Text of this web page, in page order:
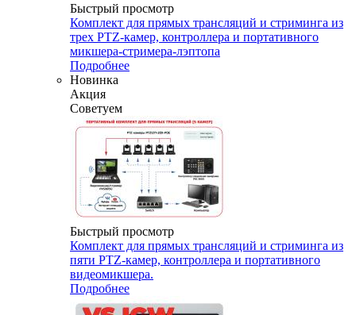
Быстрый просмотр
Комплект для прямых трансляций и стриминга из
трех PTZ-камер, контроллера и портативного
микшера-стримера-лэптопа
Подробнее
Новинка
Акция
Советуем
Быстрый просмотр
Комплект для прямых трансляций и стриминга из
пяти PTZ-камер, контроллера и портативного
видеомикшера.
Подробнее